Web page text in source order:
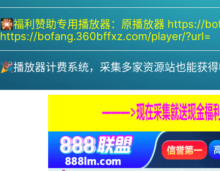
🎇福利赞助专用播放器： 原播放器 https://
https://bofang.360bffxz.com/player/?url=
🎉播放器计费系统，采集多家资源站也能获